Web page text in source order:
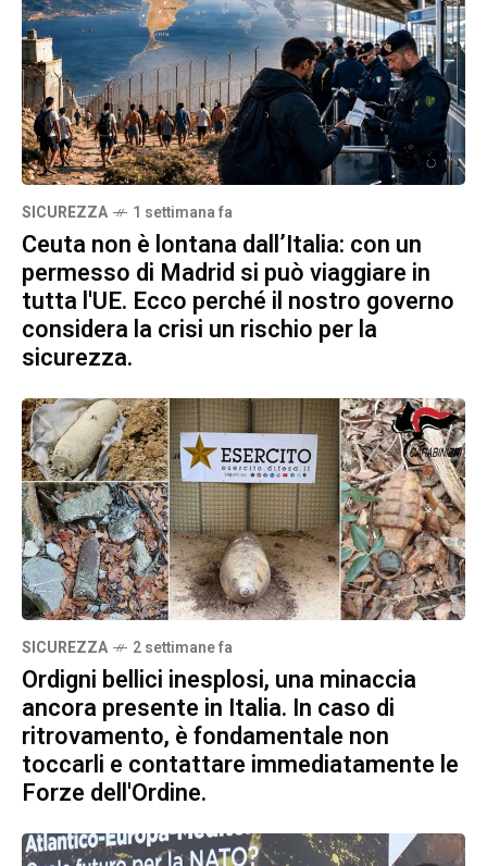
SICUREZZA 1 settimana fa
Ceuta non è lontana dall’Italia: con un
permesso di Madrid si può viaggiare in
tutta l'UE. Ecco perché il nostro governo
considera la crisi un rischio per la
sicurezza.
SICUREZZA 2 settimane fa
Ordigni bellici inesplosi, una minaccia
ancora presente in Italia. In caso di
ritrovamento, è fondamentale non
toccarli e contattare immediatamente le
Forze dell'Ordine.